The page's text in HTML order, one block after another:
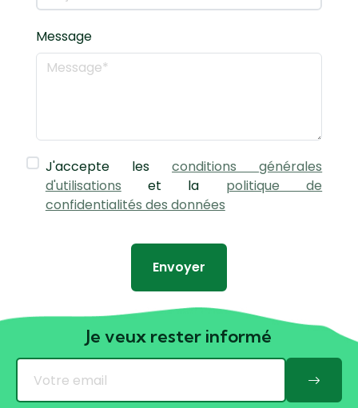
Message
J'accepte lesconditions générales
d'utilisations et la politique de
confidentialités des données
Envoyer
Je veux rester informé